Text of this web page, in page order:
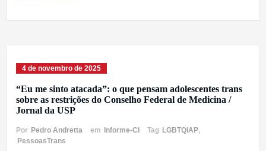
4 de novembro de 2025
“Eu me sinto atacada”: o que pensam adolescentes trans
sobre as restrições do Conselho Federal de Medicina /
Jornal da USP
Por Pedro Andretta em Informe-CI Tag LGBTQIAP,
PessoasTrans